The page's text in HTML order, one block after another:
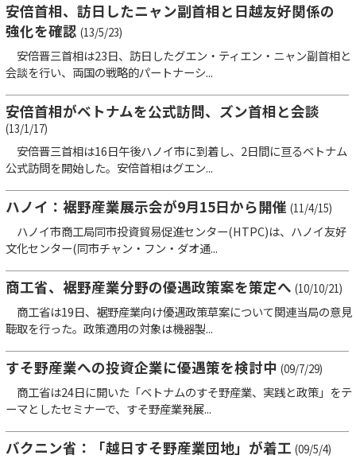
安倍首相、訪日したニャン副首相と日越友好関係の
強化を確認 (13/5/23)
安倍晋三首相は23日、訪日したグエン・ティエン・ニャン副首相と
会談を行い、両国の戦略的パートナーシ...
安倍首相がベトナムを公式訪問、ズン首相と会談
(13/1/17)
安倍晋三首相は16日午後ハノイ市に到着し、2日間に亘るベトナム
公式訪問を開始した。安倍首相はグエン...
ハノイ：裾野産業展示会が9月15日から開催 (11/4/15)
ハノイ市商工局同市投資貿易促進センター(HTPC)は、ハノイ友好
文化センター(同市チャン・フン・ダオ通...
商工省、裾野産業分野の優遇政策案を策定へ (10/10/21)
商工省は19日、裾野産業向け優遇政策草案について関連当局の意見
聴取を行った。政策適用の対象は機器製...
すそ野産業への投資企業に優遇策を検討中 (09/7/29)
商工省は24日に開いた「ベトナムのすそ野産業、実践と政策」をテ
ーマとしたセミナーで、すそ野産業発展...
バクニン省：「越日すそ野産業団地」が着工 (09/5/4)